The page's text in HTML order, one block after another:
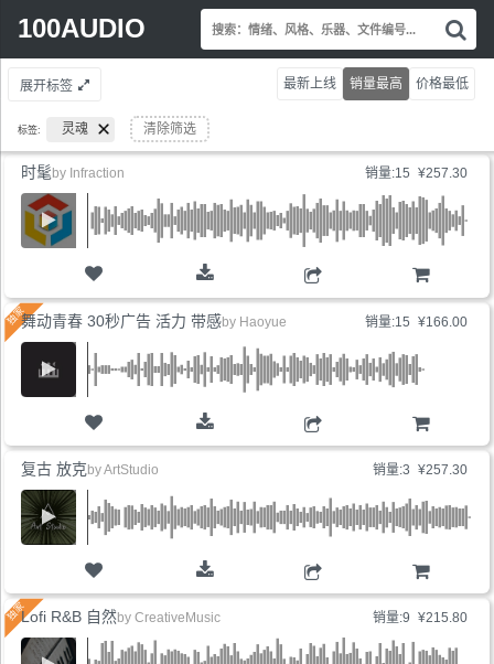
100AUDIO
Search
索
情
绪
乐
文
展开标签
标签: 灵魂 清除筛选
最新上线 销量最高 价格最低
销量:15 ¥257.30
时髦 by Infraction
销量:15 ¥166.00
购物车
舞动青春 30秒广告 活力 带感by Haoyue
销量:3 ¥257.30
购物车
复古 放克 byArtStudio
销量:9 ¥215.80
Lofi R&B 自然by CreativeMusic